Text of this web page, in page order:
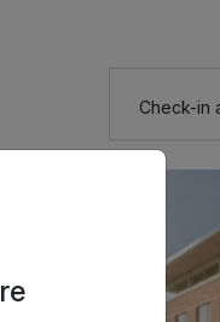
Check-in